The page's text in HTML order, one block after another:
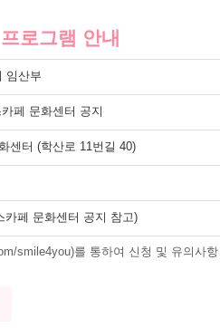
프로그램 안내
임산부
페 문화센터 공지
센터 (학산로 11번길 40)
카페 문화센터 공지 참고)
smile4you)를 통하여 신청 및 유의사항